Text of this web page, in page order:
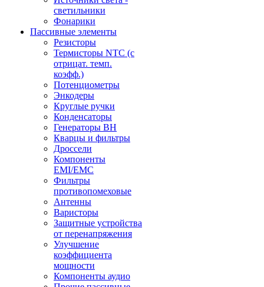
светильники
Фонарики
Пассивные элементы
Резисторы
Термисторы NTC (с
отрицат. темп.
коэфф.)
Потенциометры
Энкодеры
Круглые ручки
Конденсаторы
Генераторы ВН
Кварцы и фильтры
Дроссели
Компоненты
EMI/EMC
Фильтры
противопомеховые
Антенны
Варисторы
Защитные устройства
от перенапряжения
Улучшение
коэффициента
мощности
Компоненты аудио